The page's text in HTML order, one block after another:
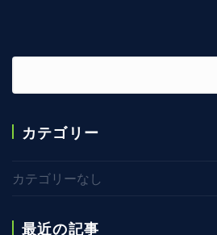
カテゴリー
カテゴリーなし
最近の記事